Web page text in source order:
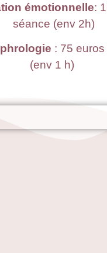
émotionnelle:
séance (env 2h)
: 75
(env 1 h)